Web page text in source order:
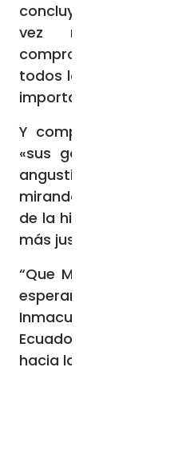
concluyen su
vez más,
compromiso de seguir
todos los que buscan
importar su credo o su
Y comparten con
«sus gozos y
angustias»,
mirando hacia lo alto y
de la historia,
más justo, libre y
“Que María, Madre de
esperanza, en su
Inmaculado Corazón
Ecuador, nos
hacia la unidad, la